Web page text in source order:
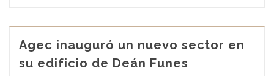
Agec inauguró un nuevo sector en
su edificio de Deán Funes